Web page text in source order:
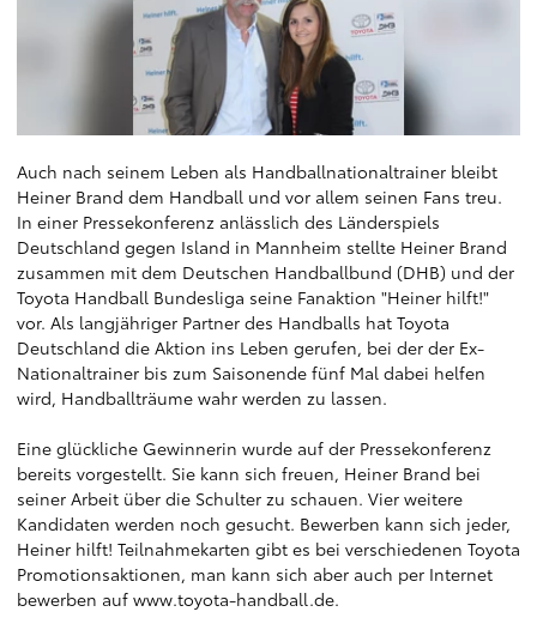
Auch nach seinem Leben als Handballnationaltrainer bleibt
Heiner Brand dem Handball und vor allem seinen Fans treu.
In einer Pressekonferenz anlässlich des Länderspiels
Deutschland gegen Island in Mannheim stellte Heiner Brand
zusammen mit dem Deutschen Handballbund (DHB) und der
Toyota Handball Bundesliga seine Fanaktion "Heiner hilft!"
vor. Als langjähriger Partner des Handballs hat Toyota
Deutschland die Aktion ins Leben gerufen, bei der der Ex-
Nationaltrainer bis zum Saisonende fünf Mal dabei helfen
wird, Handballträume wahr werden zu lassen.
Eine glückliche Gewinnerin wurde auf der Pressekonferenz
bereits vorgestellt. Sie kann sich freuen, Heiner Brand bei
seiner Arbeit über die Schulter zu schauen. Vier weitere
Kandidaten werden noch gesucht. Bewerben kann sich jeder,
Heiner hilft! Teilnahmekarten gibt es bei verschiedenen Toyota
Promotionsaktionen, man kann sich aber auch per Internet
bewerben auf www.toyota-handball.de.